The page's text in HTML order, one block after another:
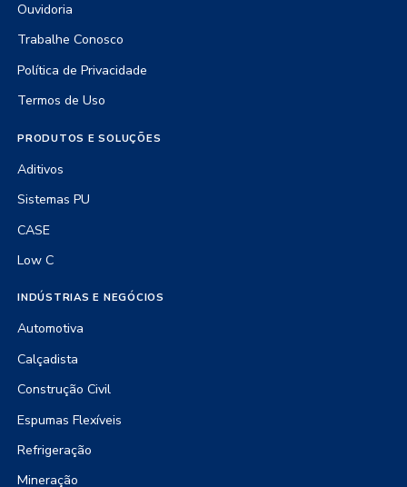
Ouvidoria
Trabalhe Conosco
Política de Privacidade
Termos de Uso
PRODUTOS E SOLUÇÕES
Aditivos
Sistemas PU
CASE
Low C
INDÚSTRIAS E NEGÓCIOS
Automotiva
Calçadista
Construção Civil
Espumas Flexíveis
Refrigeração
Mineração